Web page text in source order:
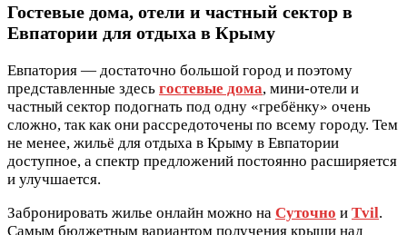
Гостевые дома, отели и частный сектор в
Евпатории для отдыха в Крыму
Евпатория — достаточно большой город и поэтому
представленные здесь гостевые дома, мини-отели и
частный сектор подогнать под одну «гребёнку» очень
сложно, так как они рассредоточены по всему городу. Тем
не менее, жильё для отдыха в Крыму в Евпатории
доступное, а спектр предложений постоянно расширяется
и улучшается.
Забронировать жилье онлайн можно на Суточно и Tvil.
Самым бюджетным вариантом получения крыши над